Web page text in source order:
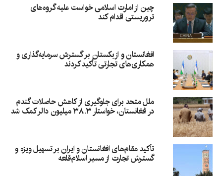
چین از امارت اسلامی خواست علیه گروه‌های
تروریستی اقدام کند
افغانستان و ازبکستان بر گسترش سرمایه‌گذاری و
همکاری‌های تجارتی تأکید کردند
ملل متحد برای جلوگیری از کاهش حاصلات گندم
در افغانستان، خواستار ۳۸.۳ میلیون دالر کمک شد
تأکید مقام‌های افغانستان و ایران بر تسهیل ویزه و
گسترش تجارت از مسیر اسلام‌قلعه